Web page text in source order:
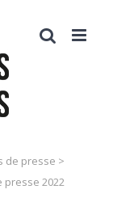
de presse >
presse 2022